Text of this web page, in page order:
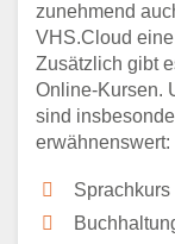
zunehmend
VHS.Cloud
Zusätzlich gibt
Online-Kursen.
sind
erwähnenswert:
Sprachkurs